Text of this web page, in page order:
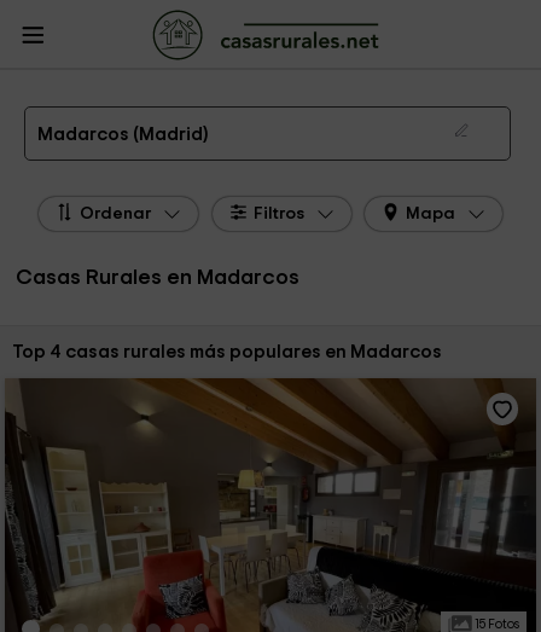
Casas Rurales
Madarcos
Las 4 mejores casas rurales en Madarcos de 2026
Madarcos (Madrid)
Ordenar Filtros Mapa
Casas Rurales en Madarcos
Ordenar por:
Top 4 casas rurales más populares en Madarcos
15 Fotos